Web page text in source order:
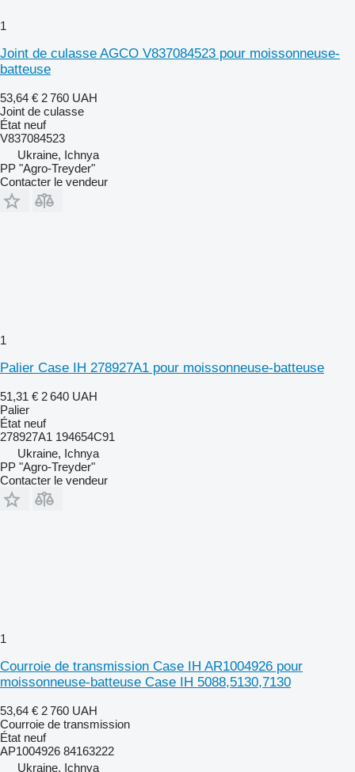
1
Joint de culasse AGCO V837084523 pour moissonneuse-
batteuse
53,64 € 2 760 UAH
Joint de culasse
État neuf
V837084523
Ukraine, Ichnya
PP "Agro-Treyder"
Contacter le vendeur
1
Palier Case IH 278927A1 pour moissonneuse-batteuse
51,31 € 2 640 UAH
Palier
État neuf
278927A1 194654С91
Ukraine, Ichnya
PP "Agro-Treyder"
Contacter le vendeur
1
Courroie de transmission Case IH AR1004926 pour
moissonneuse-batteuse Case IH 5088,5130,7130
53,64 € 2 760 UAH
Courroie de transmission
État neuf
АР1004926 84163222
Ukraine, Ichnya